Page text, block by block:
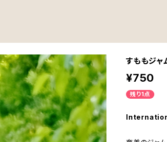
すももジ
¥750
残り1点